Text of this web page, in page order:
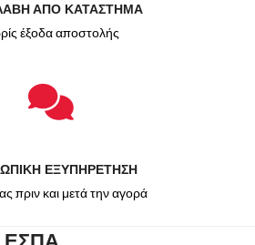
ΑΠΟ ΚΑΤΑΣΤΗΜΑ
έξοδα αποστολής
ΕΞΥΠΗΡΕΤΗΣΗ
πριν και μετά την αγορά
ΕΣΠΑ